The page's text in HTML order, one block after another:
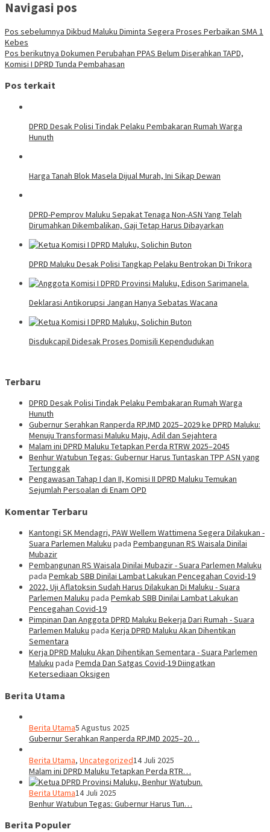
Navigasi pos
Pos sebelumnya Dikbud Maluku Diminta Segera Proses Perbaikan SMA 1
Kebes
Pos berikutnya Dokumen Perubahan PPAS Belum Diserahkan TAPD,
Komisi I DPRD Tunda Pembahasan
Pos terkait
DPRD Desak Polisi Tindak Pelaku Pembakaran Rumah Warga
Hunuth
Harga Tanah Blok Masela Dijual Murah, Ini Sikap Dewan
DPRD-Pemprov Maluku Sepakat Tenaga Non-ASN Yang Telah
Dirumahkan Dikembalikan, Gaji Tetap Harus Dibayarkan
DPRD Maluku Desak Polisi Tangkap Pelaku Bentrokan Di Trikora
Deklarasi Antikorupsi Jangan Hanya Sebatas Wacana
Disdukcapil Didesak Proses Domisili Kependudukan
Terbaru
DPRD Desak Polisi Tindak Pelaku Pembakaran Rumah Warga
Hunuth
Gubernur Serahkan Ranperda RPJMD 2025–2029 ke DPRD Maluku:
Menuju Transformasi Maluku Maju, Adil dan Sejahtera
Malam ini DPRD Maluku Tetapkan Perda RTRW 2025–2045
Benhur Watubun Tegas: Gubernur Harus Tuntaskan TPP ASN yang
Tertunggak
Pengawasan Tahap I dan II, Komisi II DPRD Maluku Temukan
Sejumlah Persoalan di Enam OPD
Komentar Terbaru
Kantongi SK Mendagri, PAW Wellem Wattimena Segera Dilakukan -
Suara Parlemen Maluku pada Pembangunan RS Waisala Dinilai
Mubazir
Pembangunan RS Waisala Dinilai Mubazir - Suara Parlemen Maluku
pada Pemkab SBB Dinilai Lambat Lakukan Pencegahan Covid-19
2022, Uji Aflatoksin Sudah Harus Dilakukan Di Maluku - Suara
Parlemen Maluku pada Pemkab SBB Dinilai Lambat Lakukan
Pencegahan Covid-19
Pimpinan Dan Anggota DPRD Maluku Bekerja Dari Rumah - Suara
Parlemen Maluku pada Kerja DPRD Maluku Akan Dihentikan
Sementara
Kerja DPRD Maluku Akan Dihentikan Sementara - Suara Parlemen
Maluku pada Pemda Dan Satgas Covid-19 Diingatkan
Ketersediaan Oksigen
Berita Utama
Berita Utama5 Agustus 2025
Gubernur Serahkan Ranperda RPJMD 2025–20…
Berita Utama, Uncategorized14 Juli 2025
Malam ini DPRD Maluku Tetapkan Perda RTR…
Berita Utama14 Juli 2025
Benhur Watubun Tegas: Gubernur Harus Tun…
Berita Populer